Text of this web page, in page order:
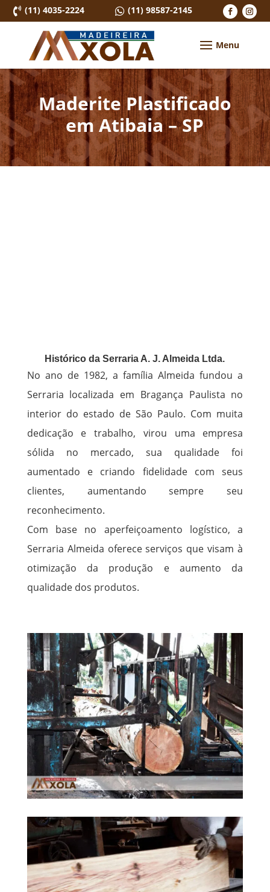
 (11) 4035-2224  (11) 98587-2145
Maderite Plastificado
em Atibaia – SP
Histórico da Serraria A. J. Almeida Ltda.
No ano de 1982, a família Almeida fundou a
Serraria localizada em Bragança Paulista no
interior do estado de São Paulo. Com muita
dedicação e trabalho, virou uma empresa
sólida no mercado, sua qualidade foi
aumentado e criando fidelidade com seus
clientes, aumentando sempre seu
reconhecimento.
Com base no aperfeiçoamento logístico, a
Serraria Almeida oferece serviços que visam à
otimização da produção e aumento da
qualidade dos produtos.